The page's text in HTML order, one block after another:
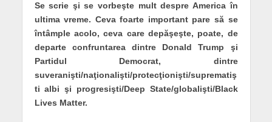
Se scrie şi se vorbeşte mult despre America în
ultima vreme. Ceva foarte important pare să se
întâmple acolo, ceva care depăşeşte, poate, de
departe confruntarea dintre Donald Trump şi
Partidul Democrat, dintre
suveranişti/naţionalişti/protecţionişti/suprematiş
ti albi şi progresişti/Deep State/globalişti/Black
Lives Matter.